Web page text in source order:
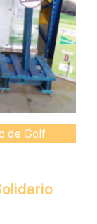
de Golf